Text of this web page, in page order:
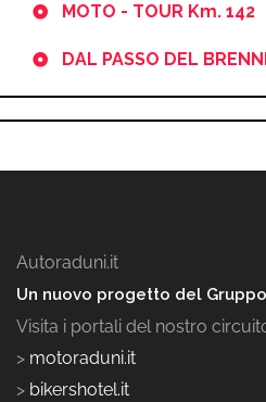
MOTO - TOUR Km. 142
DAL PASSO DEL
Autoraduni.it
Un nuovo progetto del Gruppo
Visita i portali del nostro
> motoraduni.it
> bikershotel.it